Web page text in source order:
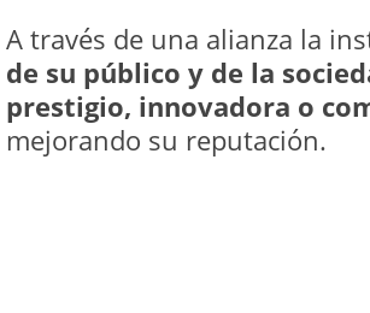
A través de una alianza la
de su público y de la
prestigio, innovadora o
mejorando su reputación.